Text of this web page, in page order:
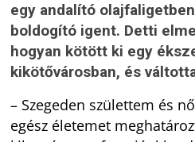
egy andalító
boldogító igent. Detti
hogyan kötött ki egy
kikötővárosban, és
– Szegeden születtem és
egész életemet